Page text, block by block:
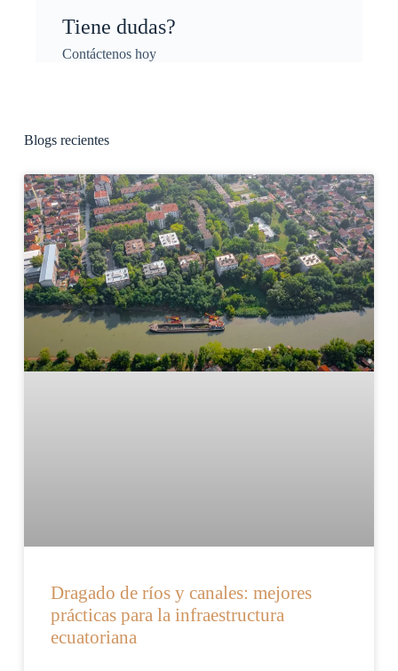
Tiene dudas?
Contáctenos hoy
Blogs recientes
Dragado de ríos y canales: mejores
prácticas para la infraestructura
ecuatoriana